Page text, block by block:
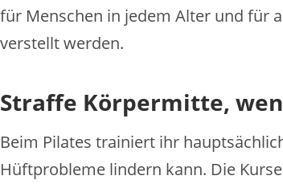
für Menschen in jedem Alter und für
verstellt werden.
Straffe Körpermitte,
Beim Pilates trainiert ihr
Hüftprobleme lindern kann. Die